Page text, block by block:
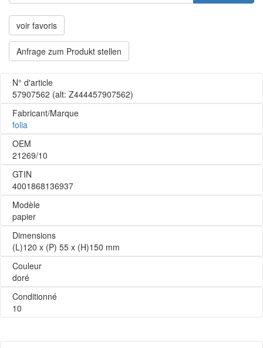
voir favoris
Anfrage zum Produkt stellen
N° d'article
57907562 (alt: Z444457907562)
Fabricant/Marque
folia
OEM
21269/10
GTIN
4001868136937
Modèle
papier
Dimensions
(L)120 x (P) 55 x (H)150 mm
Couleur
doré
Conditionné
10